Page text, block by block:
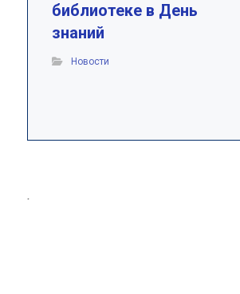
библиотеке в День
знаний
Новости
.